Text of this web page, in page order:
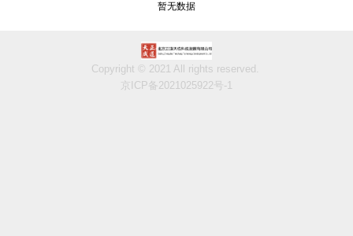
暂无数据
Copyright © 2021 All rights reserved.
京ICP备2021025922号-1